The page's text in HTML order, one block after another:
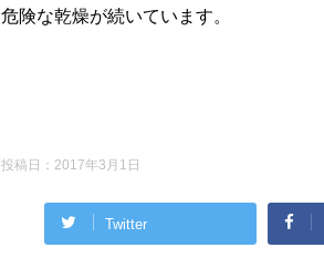
危険な乾燥が続いています。
投稿日： 2017年3月1日
Twitter